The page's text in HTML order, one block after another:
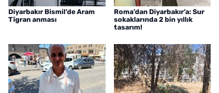
Diyarbakır Bismil’de Aram
Tîgran anması
Roma’dan Diyarbakır’a: Sur
sokaklarında 2 bin yıllık
tasarım!